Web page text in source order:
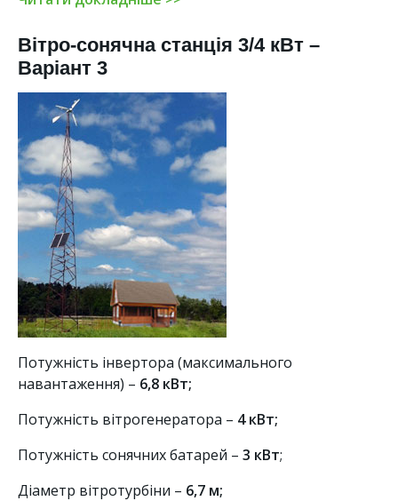
Вітро-сонячна станція 3/4 кВт –
Варіант 3
Потужність інвертора (максимального
навантаження) – 6,8 кВт;
Потужність вітрогенератора – 4 кВт;
Потужність сонячних батарей – 3 кВт;
Діаметр вітротурбіни – 6,7 м;